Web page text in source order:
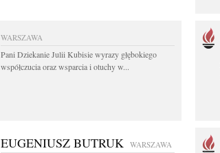
WARSZAWA
Pani Dziekanie Julii Kubisie wyrazy głębokiego
współczucia oraz wsparcia i otuchy w...
EUGENIUSZ BUTRUK WARSZAWA